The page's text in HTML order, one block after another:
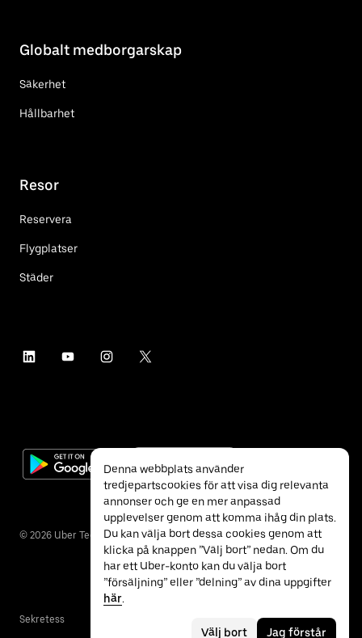
Globalt medborgarskap
Säkerhet
Hållbarhet
Resor
Reservera
Flygplatser
Städer
© 2026 Uber Technologies Inc.
Sekretess
Denna webbplats använder
tredjepartscookies för att visa dig relevanta
annonser och ge en mer anpassad
upplevelser genom att komma ihåg din plats.
Du kan välja bort dessa cookies genom att
klicka på knappen ”Välj bort” nedan. Om du
har ett Uber-konto kan du välja bort
”försäljning” eller ”delning” av dina uppgifter
här.
Välj bort Jag förstår